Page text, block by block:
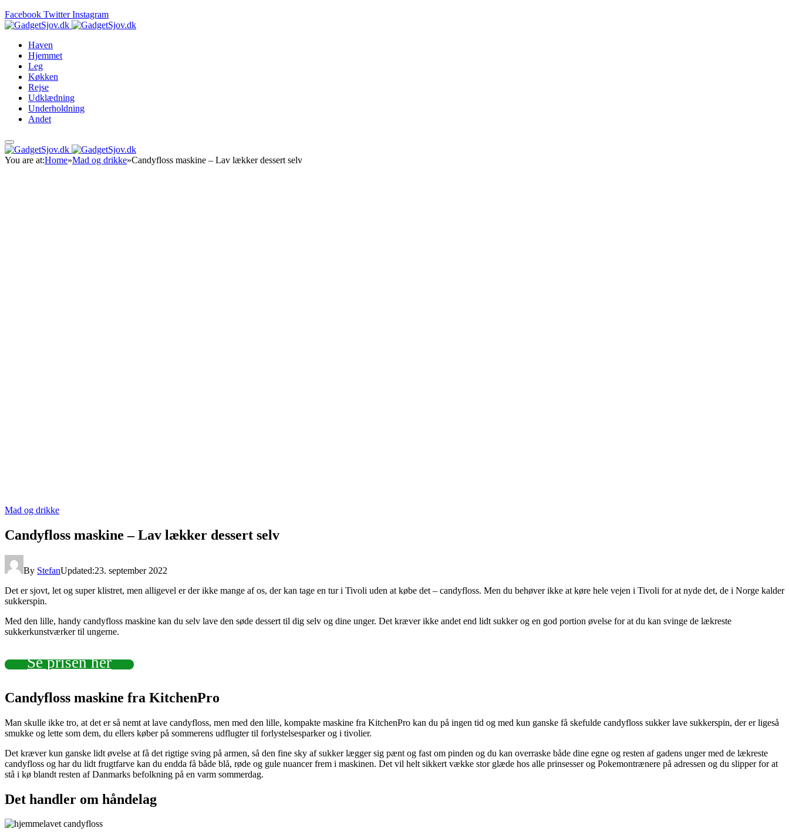
Facebook Twitter Instagram
Haven
Hjemmet
Leg
Køkken
Rejse
Udklædning
Underholdning
Andet
You are at:Home»Mad og drikke»Candyfloss maskine – Lav lækker dessert selv
Mad og drikke
Candyfloss maskine – Lav lækker dessert selv
By StefanUpdated:23. september 2022
Det er sjovt, let og super klistret, men alligevel er der ikke mange af os, der kan tage en tur i Tivoli uden at købe det – candyfloss. Men du behøver ikke at køre hele vejen i Tivoli for at nyde det, de i Norge kalder
sukkerspin.
Med den lille, handy candyfloss maskine kan du selv lave den søde dessert til dig selv og dine unger. Det kræver ikke andet end lidt sukker og en god portion øvelse for at du kan svinge de lækreste
sukkerkunstværker til ungerne.
Se prisen her
Candyfloss maskine fra KitchenPro
Man skulle ikke tro, at det er så nemt at lave candyfloss, men med den lille, kompakte maskine fra KitchenPro kan du på ingen tid og med kun ganske få skefulde candyfloss sukker lave sukkerspin, der er ligeså
smukke og lette som dem, du ellers køber på sommerens udflugter til forlystelsesparker og i tivolier.
Det kræver kun ganske lidt øvelse at få det rigtige sving på armen, så den fine sky af sukker lægger sig pænt og fast om pinden og du kan overraske både dine egne og resten af gadens unger med de lækreste
candyfloss og har du lidt frugtfarve kan du endda få både blå, røde og gule nuancer frem i maskinen. Det vil helt sikkert vække stor glæde hos alle prinsesser og Pokemontrænere på adressen og du slipper for at
stå i kø blandt resten af Danmarks befolkning på en varm sommerdag.
Det handler om håndelag